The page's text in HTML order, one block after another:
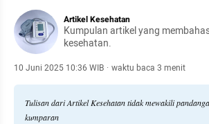
Artikel Kesehatan
Kumpulan artikel yang
kesehatan.
10 Juni 2025 10:36 WIB · waktu baca 3 menit
Tulisan dari Artikel Kesehatan tidak mewakili
kumparan